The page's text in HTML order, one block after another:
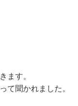
ます。
て聞かれました。